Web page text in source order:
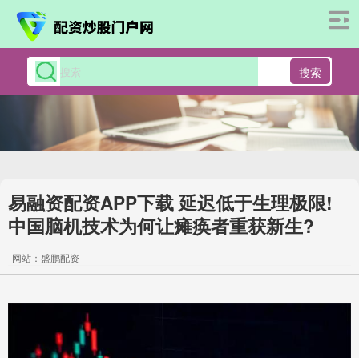
搜索
易融资配资APP下载 延迟低于生理极限!
中国脑机技术为何让瘫痪者重获新生?
网站：盛鹏配资